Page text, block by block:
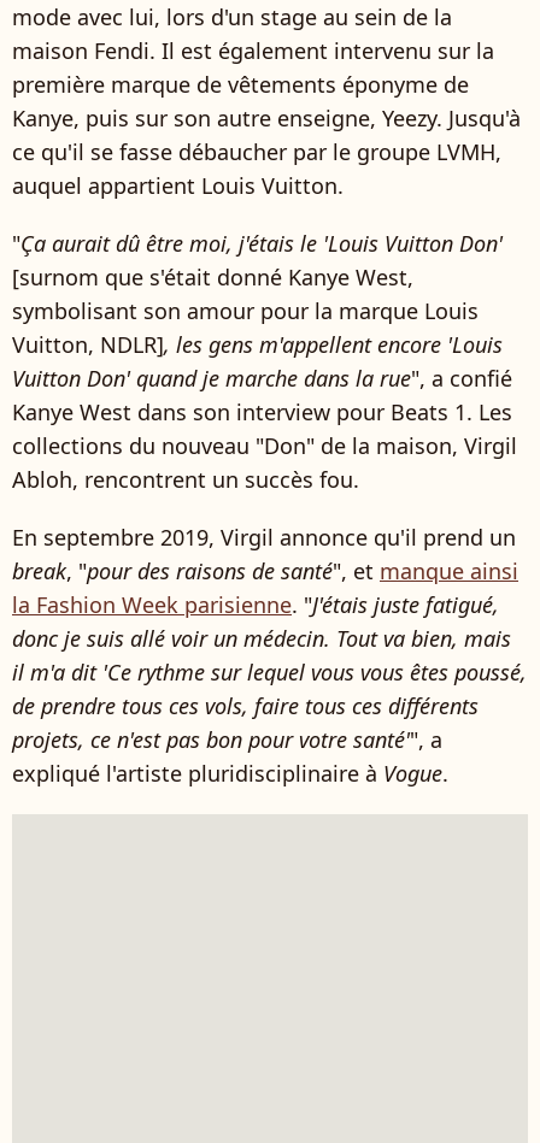
mode avec lui, lors d'un stage au sein de la
maison Fendi. Il est également intervenu sur la
première marque de vêtements éponyme de
Kanye, puis sur son autre enseigne, Yeezy. Jusqu'à
ce qu'il se fasse débaucher par le groupe LVMH,
auquel appartient Louis Vuitton.
"Ça aurait dû être moi, j'étais le 'Louis Vuitton Don'
[surnom que s'était donné Kanye West,
symbolisant son amour pour la marque Louis
Vuitton, NDLR], les gens m'appellent encore 'Louis
Vuitton Don' quand je marche dans la rue", a confié
Kanye West dans son interview pour Beats 1. Les
collections du nouveau "Don" de la maison, Virgil
Abloh, rencontrent un succès fou.
En septembre 2019, Virgil annonce qu'il prend un
break, "pour des raisons de santé", et manque ainsi
la Fashion Week parisienne. "J'étais juste fatigué,
donc je suis allé voir un médecin. Tout va bien, mais
il m'a dit 'Ce rythme sur lequel vous vous êtes poussé,
de prendre tous ces vols, faire tous ces différents
projets, ce n'est pas bon pour votre santé'", a
expliqué l'artiste pluridisciplinaire à Vogue.